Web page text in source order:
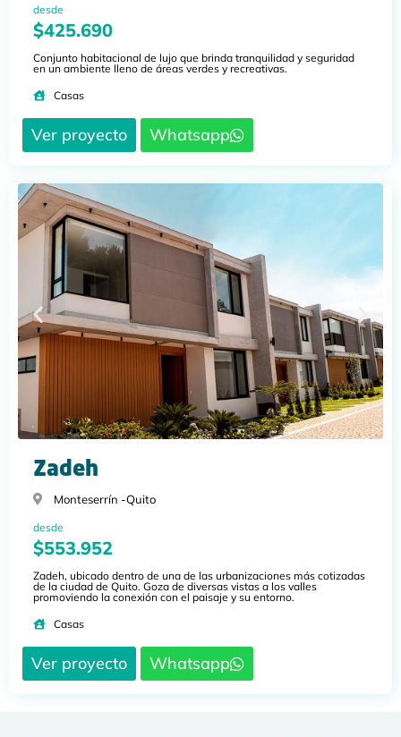
desde
$425.690
Conjunto habitacional de lujo que brinda tranquilidad y seguridad
en un ambiente lleno de áreas verdes y recreativas.
Casas
Ver proyecto Whatsapp
Zadeh
Monteserrín -Quito
desde
$553.952
Zadeh, ubicado dentro de una de las urbanizaciones más cotizadas
de la ciudad de Quito. Goza de diversas vistas a los valles
promoviendo la conexión con el paisaje y su entorno.
Casas
Ver proyecto Whatsapp